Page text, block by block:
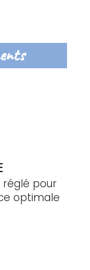
réglé pour
optimale